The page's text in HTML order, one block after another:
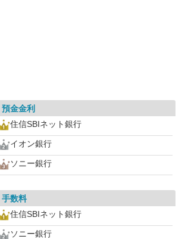
預金金利
住信SBIネット銀行
イオン銀行
ソニー銀行
手数料
住信SBIネット銀行
ソニー銀行